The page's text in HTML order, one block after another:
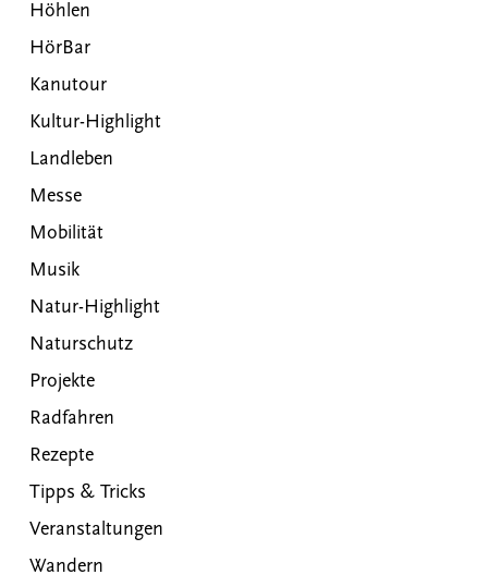
Höhlen
HörBar
Kanutour
Kultur-Highlight
Landleben
Messe
Mobilität
Musik
Natur-Highlight
Naturschutz
Projekte
Radfahren
Rezepte
Tipps & Tricks
Veranstaltungen
Wandern